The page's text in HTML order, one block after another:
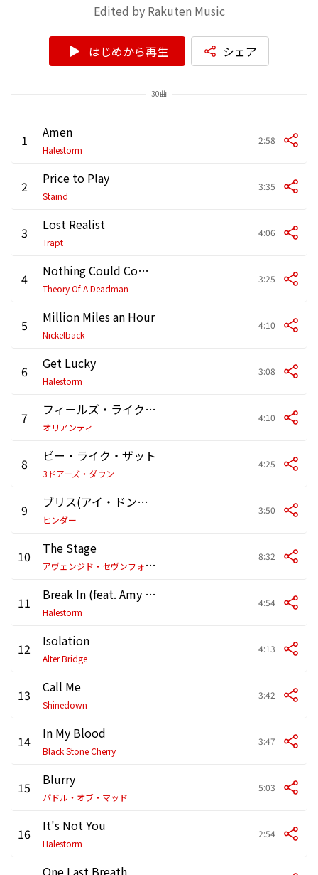
Edited by Rakuten Music
はじめから再生 シェア
30曲
1 Amen
Halestorm
2:58
2 Price to Play
Staind
3:35
3 Lost Realist
Trapt
4:06
4 Nothing Could Come Between Us
Theory Of A Deadman
3:25
5 Million Miles an Hour
Nickelback
4:10
6 Get Lucky
Halestorm
3:08
7 フィールズ・ライク・ホーム
オリアンティ
4:10
8 ビー・ライク・ザット
3ドアーズ・ダウン
4:25
9 ブリス(アイ・ドント・ワナ・ノウ)
ヒンダー
3:50
10
The Stage
ア
ヴェンジド・セヴンフォールド
8:32
11 Break In (feat. Amy Lee)
Halestorm
4:54
12 Isolation
Alter Bridge
4:13
13 Call Me
Shinedown
3:42
14 In My Blood
Black Stone Cherry
3:47
15 Blurry
パドル・オブ・マッド
5:03
16 It's Not You
Halestorm
2:54
One Last Breath